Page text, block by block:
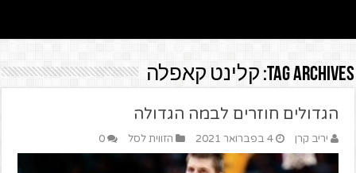
Tag Archives: קלינט קאפלה
הגדולים חוזרים לבמה הגדולה
יריב קרן 4 בפברואר 2021 הזווית לסל 0